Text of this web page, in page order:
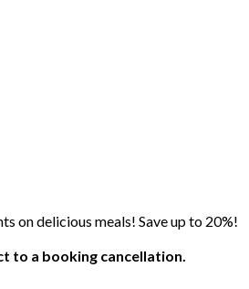
on delicious meals! Save up to 20%!
to a booking cancellation.